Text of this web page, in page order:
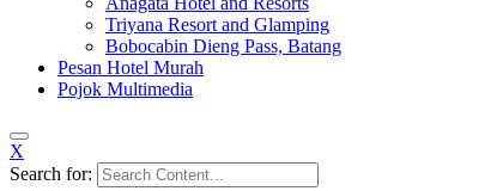
Triyana Resort and Glamping
Bobocabin Dieng Pass, Batang
Pesan Hotel Murah
Pojok Multimedia
X
Search for: